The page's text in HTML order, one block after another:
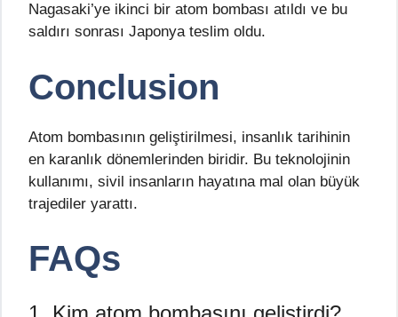
Nagasaki’ye ikinci bir atom bombası atıldı ve bu
saldırı sonrası Japonya teslim oldu.
Conclusion
Atom bombasının geliştirilmesi, insanlık tarihinin
en karanlık dönemlerinden biridir. Bu teknolojinin
kullanımı, sivil insanların hayatına mal olan büyük
trajediler yarattı.
FAQs